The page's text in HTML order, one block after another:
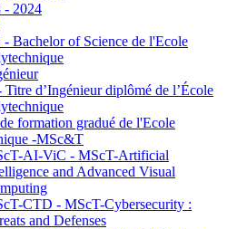
- 2024
- Bachelor of Science de l'Ecole
Titre d’Ingénieur diplômé de l’École
formation gradué de l'Ecole
-MSc&T
AI-ViC - MScT-Artificial
and Advanced Visual
CTD - MScT-Cybersecurity :
and Defenses